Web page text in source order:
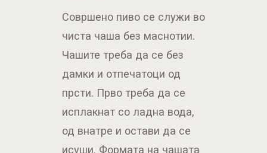
Совршено пиво се служи во
чиста чаша без маснотии.
Чашите треба да се без
дамки и отпечатоци од
прсти. Прво треба да се
исплакнат со ладна вода,
од внатре и остави да се
исуши. Формата на чашата